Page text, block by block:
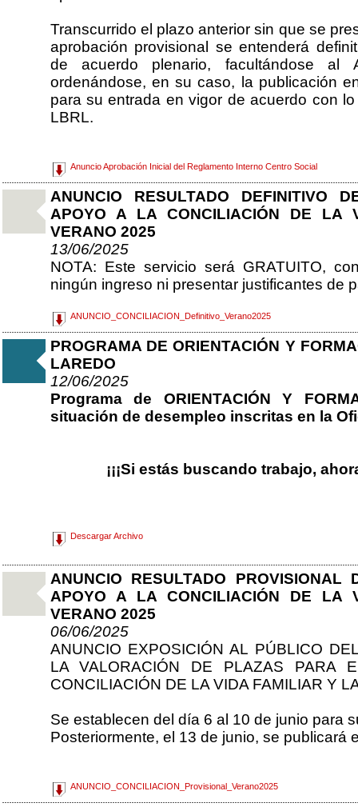
Transcurrido el plazo anterior sin que se
aprobación provisional se entenderá
de acuerdo plenario, facultándose al
ordenándose, en su caso, la publicación
para su entrada en vigor de acuerdo con
LBRL.
Anuncio Aprobación Inicial del Reglamento Interno Centro Social
ANUNCIO RESULTADO DEFINITIVO
APOYO A LA CONCILIACIÓN DE LA
VERANO 2025
13/06/2025
NOTA: Este servicio será GRATUITO,
ningún ingreso ni presentar justificantes de
ANUNCIO_CONCILIACION_Definitivo_Verano2025
PROGRAMA DE ORIENTACIÓN Y
LAREDO
12/06/2025
Programa de ORIENTACIÓN Y
situación de desempleo inscritas en la
¡¡¡Si estás buscando trabajo,
Descargar Archivo
ANUNCIO RESULTADO
APOYO A LA CONCILIACIÓN DE LA
VERANO 2025
06/06/2025
ANUNCIO EXPOSICIÓN AL PÚBLICO
LA VALORACIÓN DE PLAZAS PARA
CONCILIACIÓN DE LA VIDA FAMILIAR Y
Se establecen del día 6 al 10 de junio para
Posteriormente, el 13 de junio, se publicará
ANUNCIO_CONCILIACION_Provisional_Verano2025